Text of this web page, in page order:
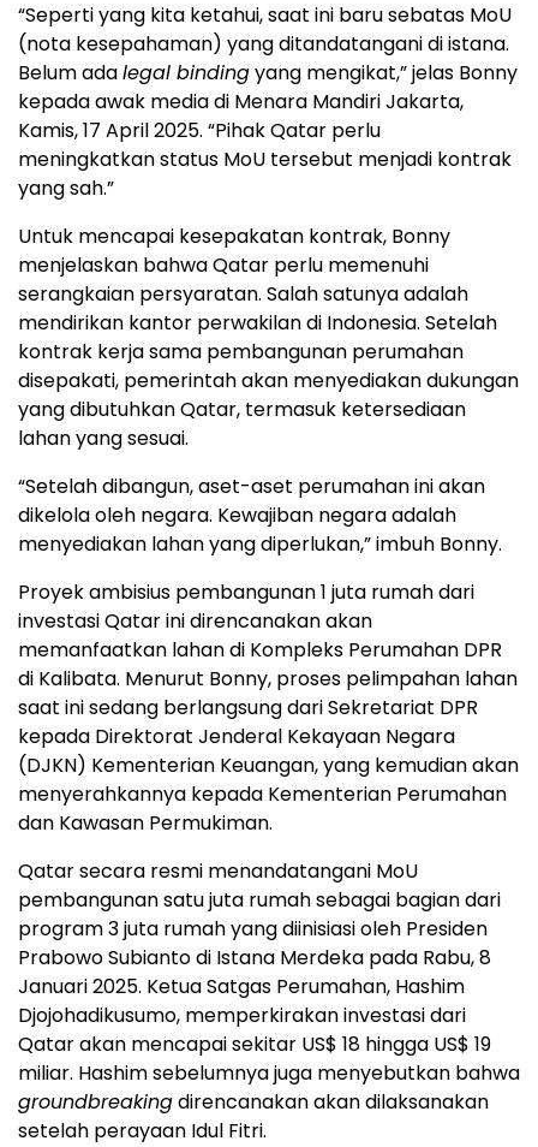
“Seperti yang kita ketahui, saat ini baru sebatas MoU
(nota kesepahaman) yang ditandatangani di istana.
Belum adalegal bindingyang mengikat,” jelas Bonny
kepada awak media di Menara Mandiri Jakarta,
Kamis, 17 April 2025. “Pihak Qatar perlu
meningkatkan status MoU tersebut menjadi kontrak
yang sah.”
Untuk mencapai kesepakatan kontrak, Bonny
menjelaskan bahwa Qatar perlu memenuhi
serangkaian persyaratan. Salah satunya adalah
mendirikan kantor perwakilan di Indonesia. Setelah
kontrak kerja sama pembangunan perumahan
disepakati, pemerintah akan menyediakan dukungan
yang dibutuhkan Qatar, termasuk ketersediaan
lahan yang sesuai.
“Setelah dibangun, aset-aset perumahan ini akan
dikelola oleh negara. Kewajiban negara adalah
menyediakan lahan yang diperlukan,” imbuh Bonny.
Proyek ambisius pembangunan 1 juta rumah dari
investasi Qatar ini direncanakan akan
memanfaatkan lahan di Kompleks Perumahan DPR
di Kalibata. Menurut Bonny, proses pelimpahan lahan
saat ini sedang berlangsung dari Sekretariat DPR
kepada Direktorat Jenderal Kekayaan Negara
(DJKN) Kementerian Keuangan, yang kemudian akan
menyerahkannya kepada Kementerian Perumahan
dan Kawasan Permukiman.
Qatar secara resmi menandatangani MoU
pembangunan satu juta rumah sebagai bagian dari
program 3 juta rumah yang diinisiasi oleh Presiden
Prabowo Subianto di Istana Merdeka pada Rabu, 8
Januari 2025. Ketua Satgas Perumahan, Hashim
Djojohadikusumo, memperkirakan investasi dari
Qatar akan mencapai sekitar US$ 18 hingga US$ 19
miliar. Hashim sebelumnya juga menyebutkan bahwa
groundbreakingdirencanakan akan dilaksanakan
setelah perayaan Idul Fitri.